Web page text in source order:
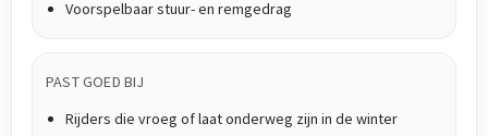
Voorspelbaar stuur- en remgedrag
PAST GOED BIJ
Rijders die vroeg of laat onderweg zijn in de winter